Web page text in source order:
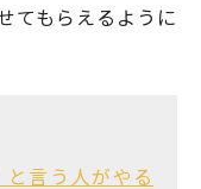
てもらえるように
と言う人がやる